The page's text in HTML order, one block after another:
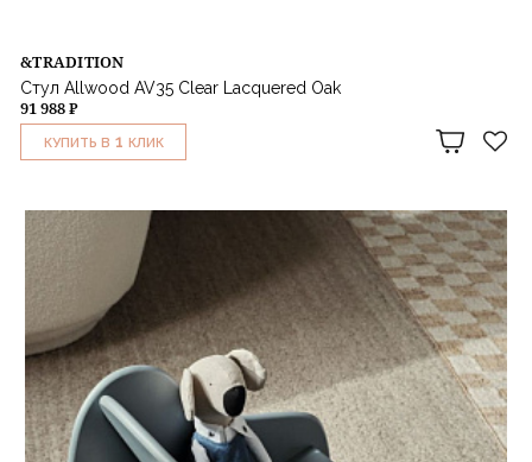
&TRADITION
Стул Allwood AV35 Clear Lacquered Oak
91 988 ₽
КУПИТЬ В 1 КЛИК